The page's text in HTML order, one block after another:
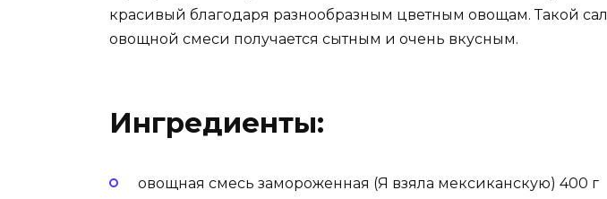
красивый благодаря разнообразным цветным овощам. Такой
овощной смеси получается сытным и очень вкусным.
Ингредиенты:
овощная смесь замороженная (Я взяла мексиканскую) 400 г